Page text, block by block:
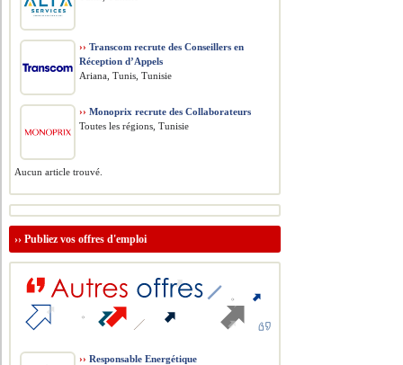
›› Transcom recrute des Conseillers en
Réception d’Appels
Ariana, Tunis, Tunisie
›› Monoprix recrute des Collaborateurs
Toutes les régions, Tunisie
Aucun article trouvé.
››Publiez vos offres d'emploi
›› Responsable Energétique